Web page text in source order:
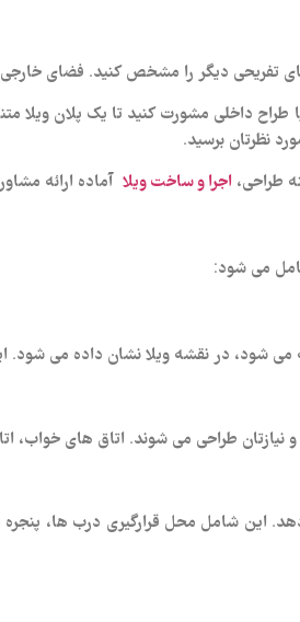
تفریحی دیگر را مشخص کنید. فضای خارجی
طراح داخلی مشورت کنید تا یک پلان ویلا
نظرتان برسید.
طراحی، اجرا و ساخت ویلا آماده ارائه
می‌ شود:
می‌ شود، در نقشه ویلا نشان داده می‌
و نیازتان طراحی می‌ شوند. اتاق‌ های
این شامل محل قرارگیری درب‌ ها،